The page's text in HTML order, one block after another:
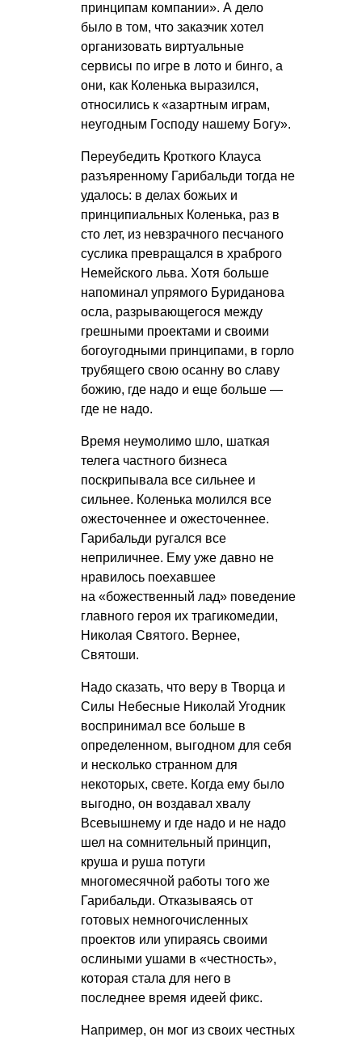
принципам компании». А дело
было в том, что заказчик хотел
организовать виртуальные
сервисы по игре в лото и бинго, а
они, как Коленька выразился,
относились к «азартным играм,
неугодным Господу нашему Богу».
Переубедить Кроткого Клауса
разъяренному Гарибальди тогда не
удалось: в делах божьих и
принципиальных Коленька, раз в
сто лет, из невзрачного песчаного
суслика превращался в храброго
Немейского льва. Хотя больше
напоминал упрямого Буриданова
осла, разрывающегося между
грешными проектами и своими
богоугодными принципами, в горло
трубящего свою осанну во славу
божию, где надо и еще больше —
где не надо.
Время неумолимо шло, шаткая
телега частного бизнеса
поскрипывала все сильнее и
сильнее. Коленька молился все
ожесточеннее и ожесточеннее.
Гарибальди ругался все
неприличнее. Ему уже давно не
нравилось поехавшее
на «божественный лад» поведение
главного героя их трагикомедии,
Николая Святого. Вернее,
Святоши.
Надо сказать, что веру в Творца и
Силы Небесные Николай Угодник
воспринимал все больше в
определенном, выгодном для себя
и несколько странном для
некоторых, свете. Когда ему было
выгодно, он воздавал хвалу
Всевышнему и где надо и не надо
шел на сомнительный принцип,
круша и руша потуги
многомесячной работы того же
Гарибальди. Отказываясь от
готовых немногочисленных
проектов или упираясь своими
ослиными ушами в «честность»,
которая стала для него в
последнее время идеей фикс.
Например, он мог из своих честных